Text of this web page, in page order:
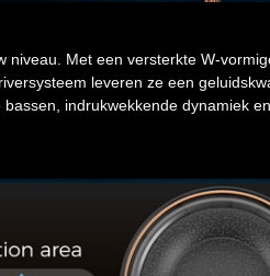
Met een versterkte W-
leveren ze een
indrukwekkende dynamiek